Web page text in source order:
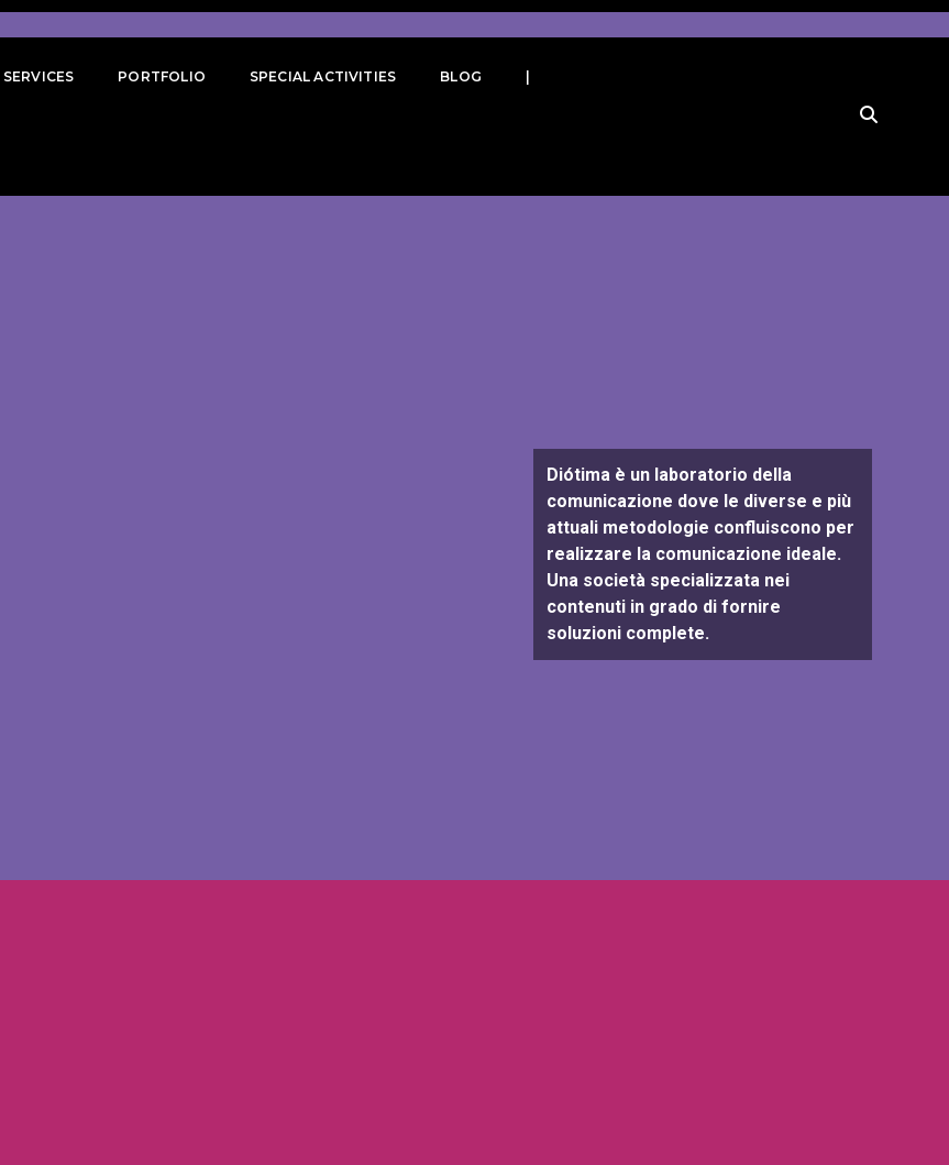
SERVICES PORTFOLIO SPECIAL ACTIVITIES BLOG
Diótima è un laboratorio della
comunicazione dove le diverse e più
attuali metodologie confluiscono per
realizzare la comunicazione ideale.
Una società specializzata nei
contenuti in grado di fornire
soluzioni complete.